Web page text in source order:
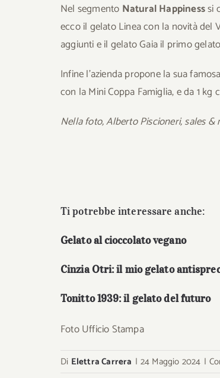
Nel segmento Natural Happinesssi
ecco il gelato Linea con la novità del
aggiunti e il gelato Gaia il primo
Infine l’azienda propone la sua
con la Mini Coppa Famiglia, e da 1 kg
Nella foto, Alberto Piscioneri, sales
Ti potrebbe interessare anche:
Gelato al cioccolato vegano
Cinzia Otri: il mio gelato
Tonitto 1939: il gelato del futuro
Foto Ufficio Stampa
Di Elettra Carrera | 24 Maggio 2024 |